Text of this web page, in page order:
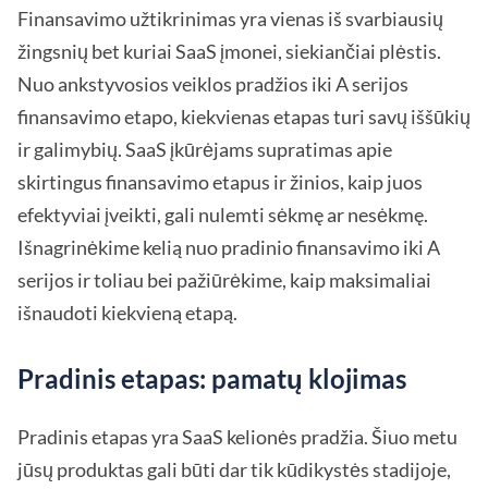
Finansavimo užtikrinimas yra vienas iš svarbiausių
žingsnių bet kuriai SaaS įmonei, siekiančiai plėstis.
Nuo ankstyvosios veiklos pradžios iki A serijos
finansavimo etapo, kiekvienas etapas turi savų iššūkių
ir galimybių. SaaS įkūrėjams supratimas apie
skirtingus finansavimo etapus ir žinios, kaip juos
efektyviai įveikti, gali nulemti sėkmę ar nesėkmę.
Išnagrinėkime kelią nuo pradinio finansavimo iki A
serijos ir toliau bei pažiūrėkime, kaip maksimaliai
išnaudoti kiekvieną etapą.
Pradinis etapas: pamatų klojimas
Pradinis etapas yra SaaS kelionės pradžia. Šiuo metu
jūsų produktas gali būti dar tik kūdikystės stadijoje,